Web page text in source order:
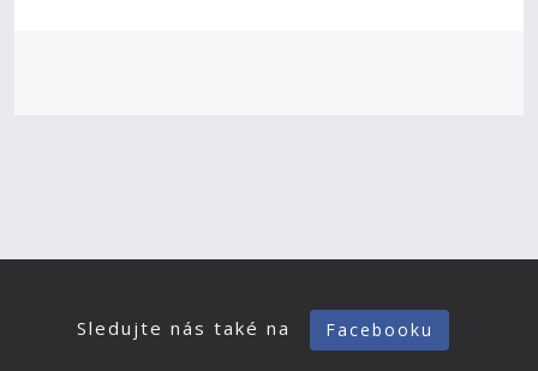
Sledujte nás také na Facebooku